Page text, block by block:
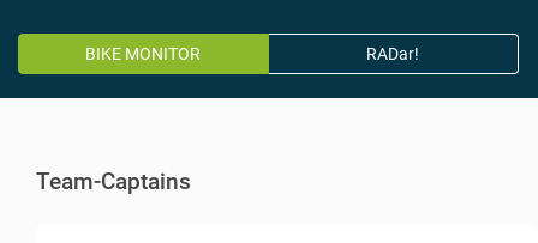
BIKE MONITOR RADar!
Team-Captains